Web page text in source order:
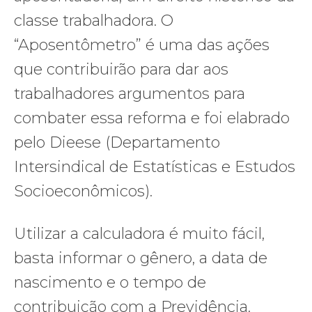
classe trabalhadora. O
“Aposentômetro” é uma das ações
que contribuirão para dar aos
trabalhadores argumentos para
combater essa reforma e foi elabrado
pelo Dieese (Departamento
Intersindical de Estatísticas e Estudos
Socioeconômicos).
Utilizar a calculadora é muito fácil,
basta informar o gênero, a data de
nascimento e o tempo de
contribuição com a Previdência.